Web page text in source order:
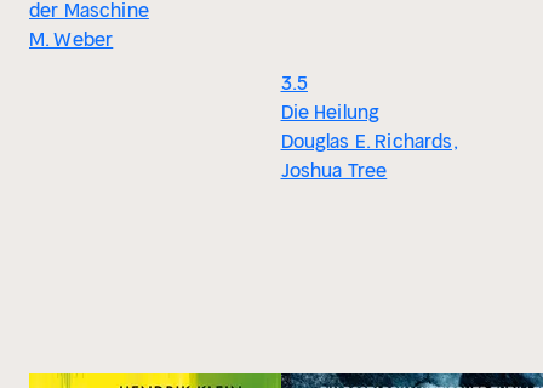
der Maschine
M. Weber
3.5
Die Heilung
Douglas E. Richards,
Joshua Tree